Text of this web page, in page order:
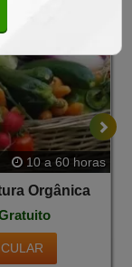
10 a 60 horas
Orgânica